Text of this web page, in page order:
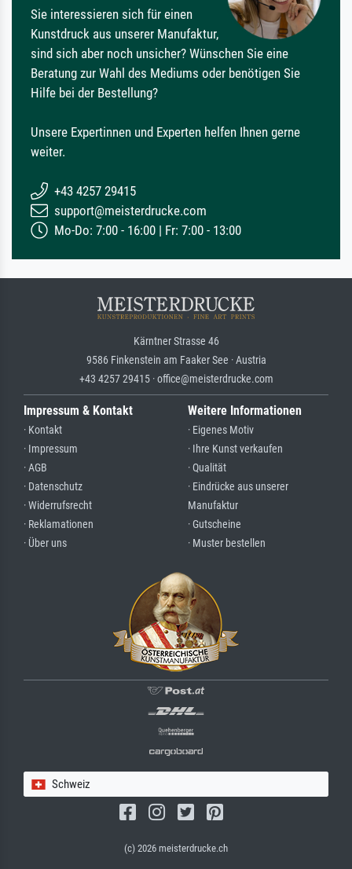
Sie interessieren sich für einen
Kunstdruck aus unserer Manufaktur,
sind sich aber noch unsicher? Wünschen Sie eine
Beratung zur Wahl des Mediums oder benötigen Sie
Hilfe bei der Bestellung?
Unsere Expertinnen und Experten helfen Ihnen gerne
weiter.
+43 4257 29415
support@meisterdrucke.com
Mo-Do: 7:00 - 16:00 | Fr: 7:00 - 13:00
Kärntner Strasse 46
9586 Finkenstein am Faaker See · Austria
+43 4257 29415 · office@meisterdrucke.com
Impressum & Kontakt
· Kontakt
· Impressum
· AGB
· Datenschutz
· Widerrufsrecht
· Reklamationen
· Über uns
Weitere Informationen
· Eigenes Motiv
· Ihre Kunst verkaufen
· Qualität
· Eindrücke aus unserer
Manufaktur
· Gutscheine
· Muster bestellen
Schweiz
(c) 2026 meisterdrucke.ch